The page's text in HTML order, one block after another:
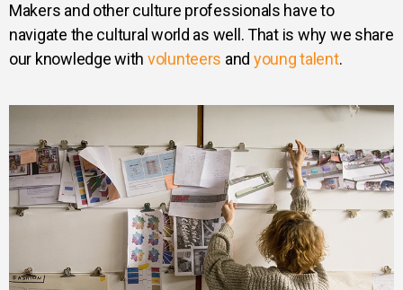
Makers and other culture professionals have to
navigate the cultural world as well. That is why we share
our knowledge with volunteers and young talent.